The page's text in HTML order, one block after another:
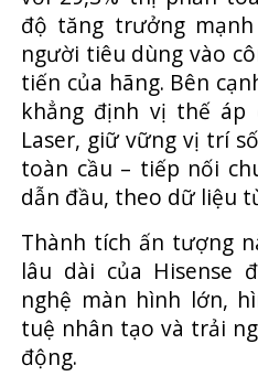
độ tăng trưởng
người tiêu dùng vào
tiến của hãng. Bên
khẳng định vị thế
Laser, giữ vững vị trí
toàn cầu – tiếp nối
dẫn đầu, theo dữ liệu
Thành tích ấn tượng
lâu dài của Hisense
nghệ màn hình lớn,
tuệ nhân tạo và trải
động.